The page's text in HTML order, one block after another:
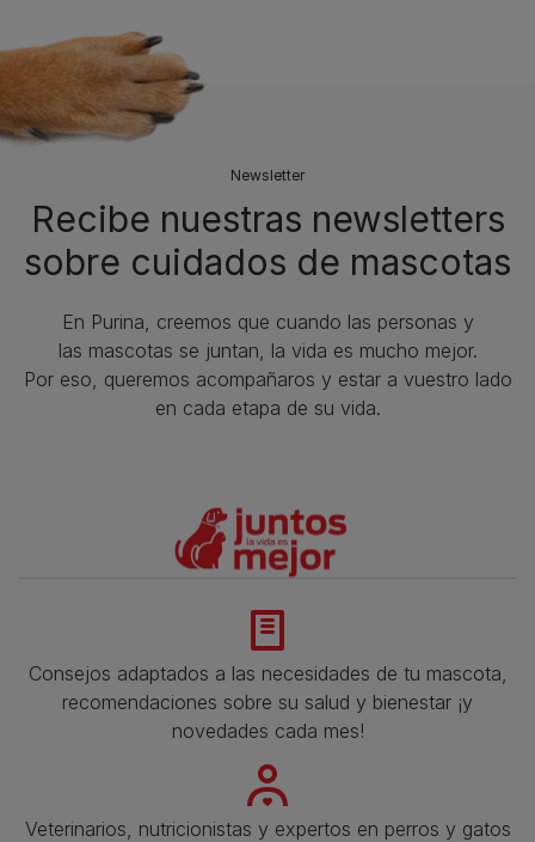
Newsletter
Recibe nuestras newsletters
sobre cuidados de mascotas​
En Purina, creemos que cuando las personas y
las mascotas se juntan, la vida es mucho mejor.
Por eso, queremos acompañaros y estar a vuestro lado
en cada etapa de su vida.​
Consejos adaptados a las necesidades de tu mascota,
recomendaciones sobre su salud y bienestar ¡y
novedades cada mes!
Veterinarios, nutricionistas y expertos en perros y gatos